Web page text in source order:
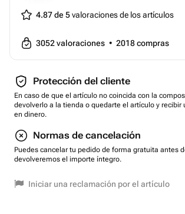
4.87 de 5valoraciones de los artículos
3052valoraciones • 2018compras
Protección del cliente
En caso de que el artículo no coincida con la
devolverlo a la tienda o quedarte el artículo y recibir
en dinero.
Normas de cancelación
Puedes cancelar tu pedido de forma gratuita antes
devolveremos el importe íntegro.
Iniciar una reclamación por el artículo